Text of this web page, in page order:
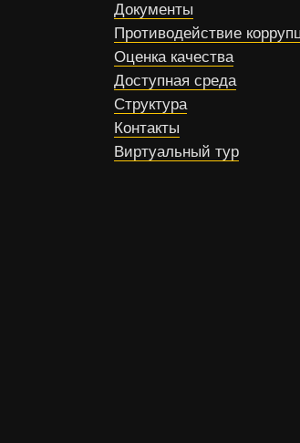
Документы
Противодействие
Оценка качества
Доступная среда
Структура
Контакты
Виртуальный тур